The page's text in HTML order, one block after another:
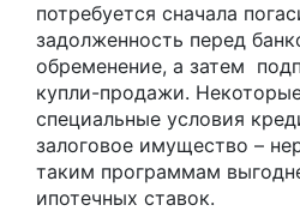
потребуется сначала
задолженность перед
обременение, а затем
купли-продажи.
специальные условия
залоговое имущество –
таким программам
ипотечных ставок.